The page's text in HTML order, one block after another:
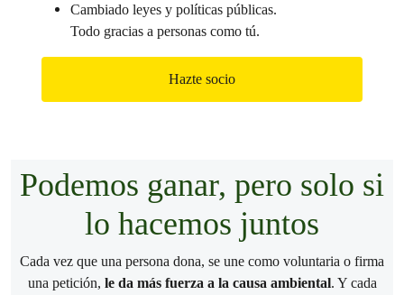
Cambiado leyes y políticas públicas.
Todo gracias a personas como tú.
Hazte socio
Podemos ganar, pero solo si
lo hacemos juntos
Cada vez que una persona dona, se une como voluntaria o firma
una petición, le da más fuerza a la causa ambiental. Y cada